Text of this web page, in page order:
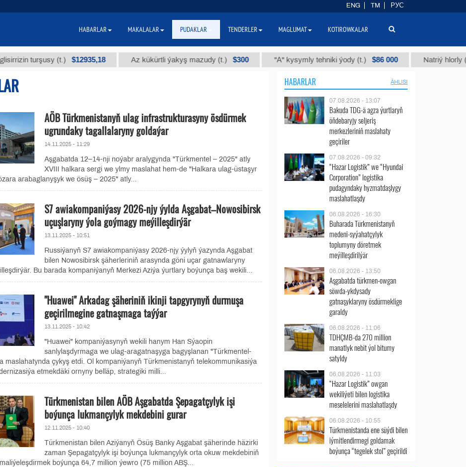
turşusy (t.) $12935,18 Az kükürtli ýakyş mazudy (t.) $300 "А" kysymly tehniki ýody (t.) $86 000 Natriý hlorly
AÖB Türkmenistanyň ulag infrastrukturasyny ösdürmek
ugrundaky tagallalaryny goldaýar
14.11.2025 - 11:29
Aşgabatda 12–14-nji noýabr aralygynda "Türkmentel – 2025" atly
XVIII halkara sergi we ylmy maslahat hem-de "Halkara ulag-üstaşyr
arabaglanyşyk we ösüş – 2025" atly...
S7 awiakompaniýasy 2026-njy ýylda Aşgabat–Nowosibirsk
uçuşlaryny ýola goýmagy meýilleşdirýär
13.11.2025 - 10:51
Russiýanyň S7 awiakompaniýasy 2026-njy ýylyň ýazynda Aşgabat
bilen Nowosibirsk şäherleriniň arasynda göni uçar gatnawlaryny
Bu barada kompaniýanyň Merkezi Aziýa ýurtlary boýunça baş wekili...
"Huawei" Arkadag şäheriniň ikinji tapgyrynyň durmuşa
geçirilmegine gatnaşmaga taýýar
13.11.2025 - 10:42
"Huawei" kompaniýasynyň wekili hanym Han Sýaopin
sanlylaşdyrmaga we ulag-aragatnaşyga bagyşlanan "Türkmentel-
maslahatynda çykyş etdi. Ol kompaniýanyň Türkmenistanyň telekommunikasiýa
etmekdäki ornyny belläp, strategiki milli...
Türkmenistan bilen AÖB Aşgabatda Şepagatçylyk işi
boýunça lukmançylyk mekdebini gurar
12.11.2025 - 10:40
Türkmenistan bilen Aziýanyň Ösüş Banky Aşgabat şäherinde häzirki
zaman Şepagatçylyk işi boýunça lukmançylyk orta okuw mekdebiniň
boýunça 64,7 million ýewro (75 million ABŞ...
HABARLAR ÄHLISI
07.08.2026 - 13:07
Bakuda TDG-ä agza ýurtlaryň
öňdebaryjy seljeriş
merkezleriniň maslahaty
geçiriler
07.08.2026 - 09:32
“Hazar Logistik” we “Hyundai
Corporation” logistika
pudagyndaky hyzmatdaşlygy
maslahatlaşdy
06.08.2026 - 16:30
Buharada Türkmenistanyň
medeni-syýahatçylyk
toplumyny döretmek
meýilleşdirilýär
06.08.2026 - 13:50
Aşgabatda türkmen-owgan
söwda-ykdysady
gatnaşyklaryny ösdürmeklige
garaldy
06.08.2026 - 11:06
TDHÇMB-da 270 million
manatlyk nebit ýol bitumy
satyldy
06.08.2026 - 11:03
“Hazar Logistik” owgan
wekiliýeti bilen logistika
meselelerini maslahatlaşdy
06.08.2026 - 10:55
Türkmenistanda ene süýdi bilen
iýmitlendirmegi goldamak
boýunça “tegelek stol” geçirildi
ENG TM РУС
HABARLAR MAKALALAR PUDAKLAR TENDERLER MAGLUMAT KOTIROWKALAR